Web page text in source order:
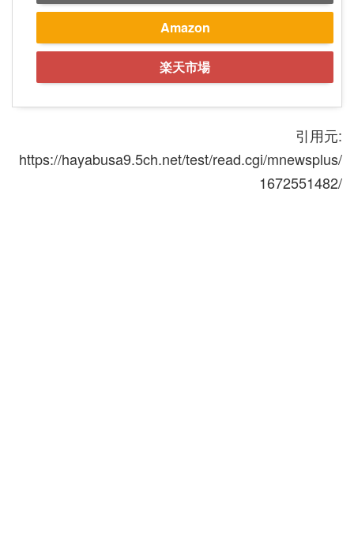
Amazon
楽天市場
引用元:
https://hayabusa9.5ch.net/test/read.cgi/mnewsplus/
1672551482/